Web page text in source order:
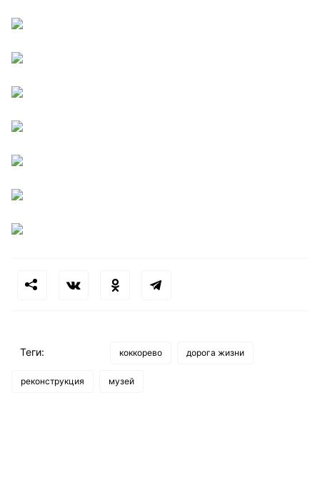
Теги: коккорево дорога жизни
реконструкция музей